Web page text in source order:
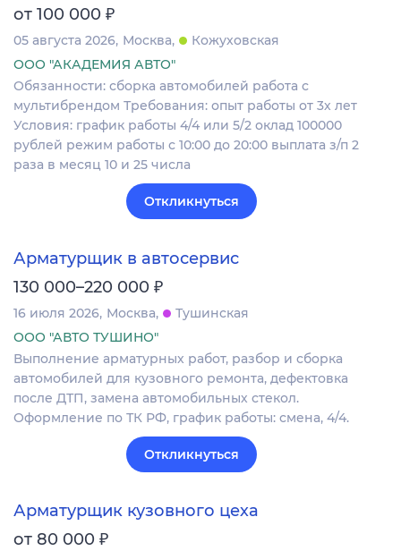
от 100 000 ₽
05 августа 2026 Москва
Кожуховская
ООО "АКАДЕМИЯ АВТО"
Обязанности: сборка автомобилей работа с
мультибрендом Требования: опыт работы от 3х лет
Условия: график работы 4/4 или 5/2 оклад 100000
рублей режим работы с 10:00 до 20:00 выплата з/п 2
раза в месяц 10 и 25 числа
Откликнуться
Арматурщик в автосервис
130 000–220 000 ₽
16 июля 2026 Москва
Тушинская
ООО "АВТО ТУШИНО"
Выполнение арматурных работ, разбор и сборка
автомобилей для кузовного ремонта, дефектовка
после ДТП, замена автомобильных стекол.
Оформление по ТК РФ, график работы: смена, 4/4.
Откликнуться
Арматурщик кузовного цеха
от 80 000 ₽